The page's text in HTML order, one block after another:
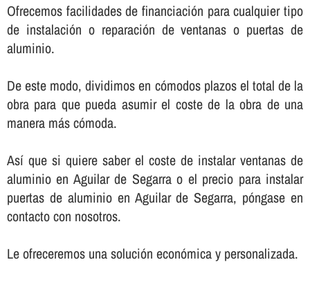
Ofrecemos facilidades de financiación para cualquier tipo
de instalación o reparación de ventanas o puertas de
aluminio.
De este modo, dividimos en cómodos plazos el total de la
obra para que pueda asumir el coste de la obra de una
manera más cómoda.
Así­ que si quiere saber el coste de instalar ventanas de
aluminio en Aguilar de Segarra o el precio para instalar
puertas de aluminio en Aguilar de Segarra, póngase en
contacto con nosotros.
Le ofreceremos una solución económica y personalizada.